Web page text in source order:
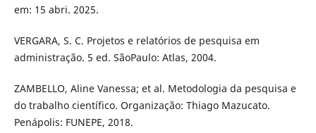
em: 15 abri. 2025.
VERGARA, S. C. Projetos e relatórios de pesquisa em
administração. 5 ed. SãoPaulo: Atlas, 2004.
ZAMBELLO, Aline Vanessa; et al. Metodologia da pesquisa e
do trabalho científico. Organização: Thiago Mazucato.
Penápolis: FUNEPE, 2018.